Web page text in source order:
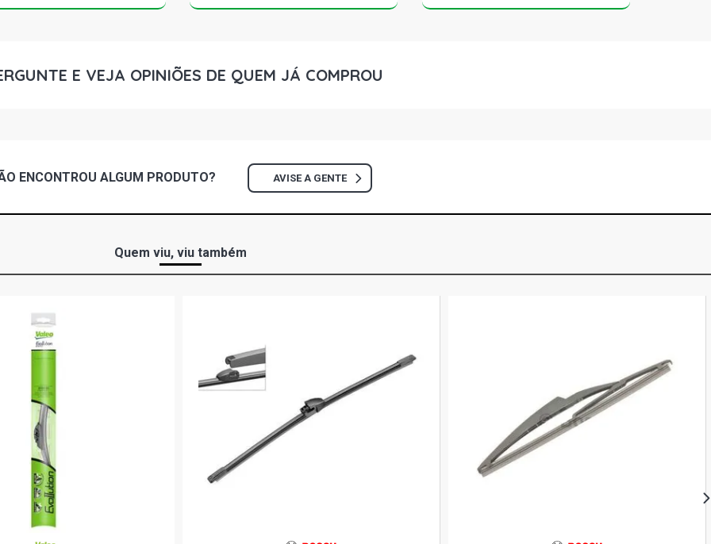
GRAND CHEROKEE LIMITED SUV 5.9 16V V8
GRAND VITARA STD SUV 1.6 16V GASOLINA (1998
GRAND VITARA SPORT SUV 2.0 16V GASOLINA
GRAND VITARA STD SUV 2.0 16V GASOLINA (2016
- 2019)
GRAND VITARA STD SUV 2.0 16V TURBO DIESEL
E VEJA OPINIÕES DE QUEM JÁ COMPROU
ENCONTROU ALGUM PRODUTO? AVISE A GENTE
Quem viu, viu também